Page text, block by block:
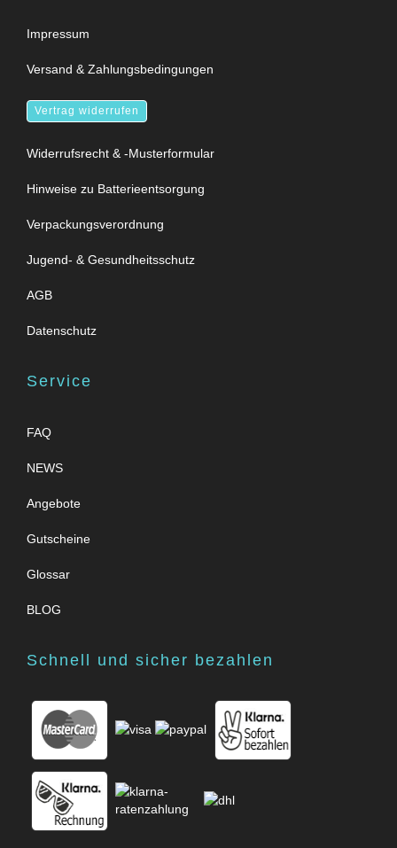
Impressum
Versand & Zahlungsbedingungen
Vertrag widerrufen
Widerrufsrecht & -Musterformular
Hinweise zu Batterieentsorgung
Verpackungsverordnung
Jugend- & Gesundheitsschutz
AGB
Datenschutz
Service
FAQ
NEWS
Angebote
Gutscheine
Glossar
BLOG
Schnell und sicher bezahlen